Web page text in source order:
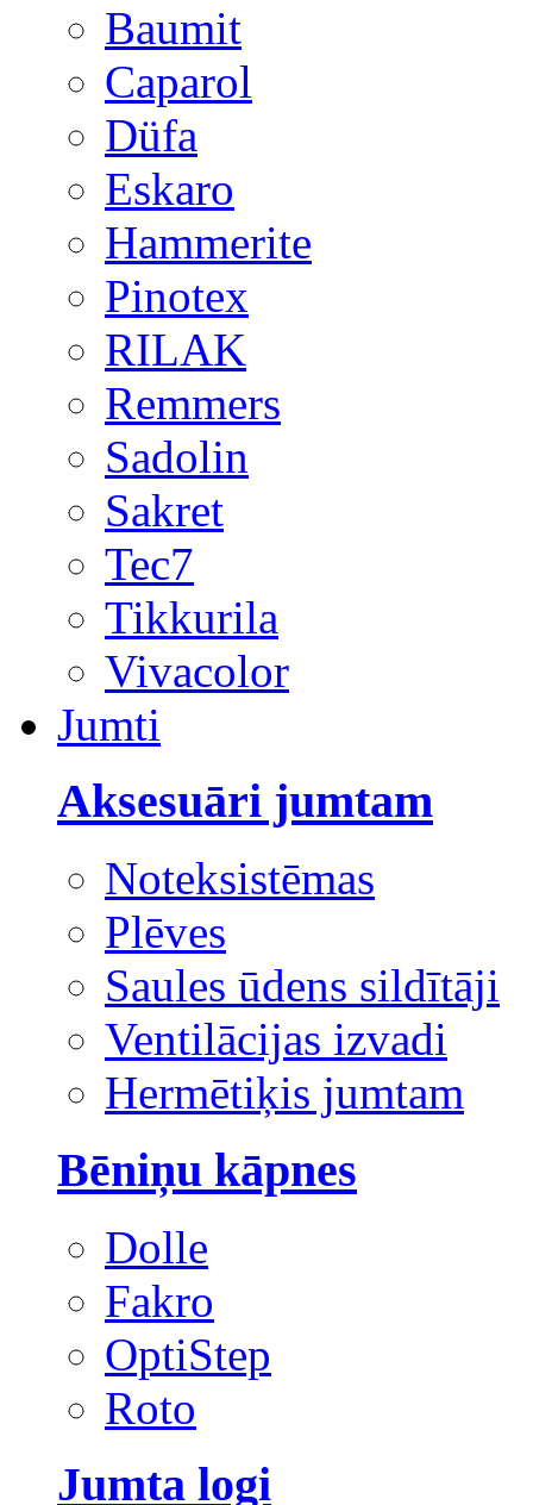
Baumit
Caparol
Düfa
Eskaro
Hammerite
Pinotex
RILAK
Remmers
Sadolin
Sakret
Tec7
Tikkurila
Vivacolor
Jumti
Aksesuāri jumtam
Noteksistēmas
Plēves
Saules ūdens sildītāji
Ventilācijas izvadi
Hermētiķis jumtam
Bēniņu kāpnes
Dolle
Fakro
OptiStep
Roto
Jumta logi